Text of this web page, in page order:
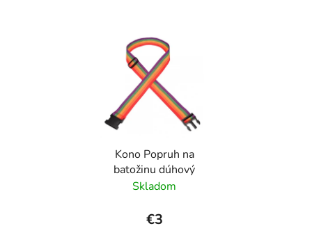
Kono Popruh na
batožinu dúhový
Skladom
€3